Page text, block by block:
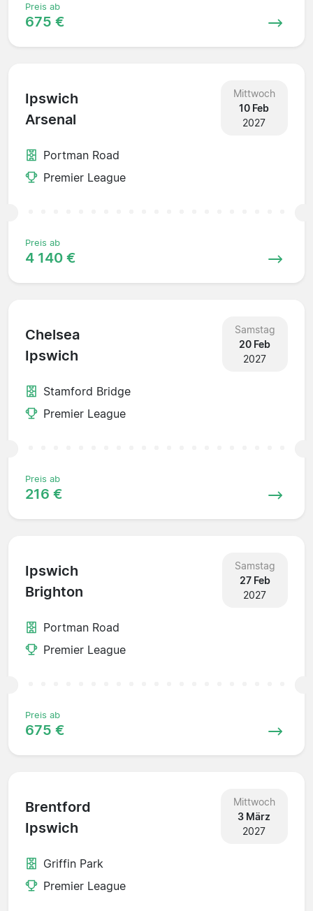
Preis ab
675 €
Ipswich
Arsenal
Mittwoch
10 Feb
2027
Portman Road
Premier League
Preis ab
4 140 €
Chelsea
Ipswich
Samstag
20 Feb
2027
Stamford Bridge
Premier League
Preis ab
216 €
Ipswich
Brighton
Samstag
27 Feb
2027
Portman Road
Premier League
Preis ab
675 €
Brentford
Ipswich
Mittwoch
3 März
2027
Griffin Park
Premier League